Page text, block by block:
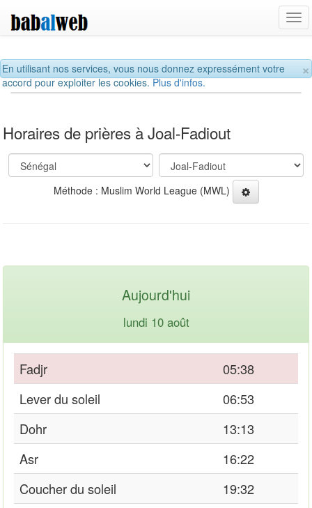
×
En utilisant nos services, vous nous donnez expressément votre
accord pour exploiter les cookies.Plus d'infos.
Horaires de prières à Joal-Fadiout
Méthode : Muslim World League (MWL)
Aujourd'hui
lundi 10 août
Fadjr
05:38
Lever du soleil
06:53
Dohr
13:13
Asr
16:22
Coucher du soleil
19:32